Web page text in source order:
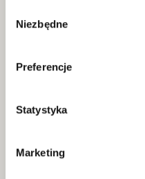
process your information.
zgody
Niezbędne
Preferencje
Statystyka
Marketing